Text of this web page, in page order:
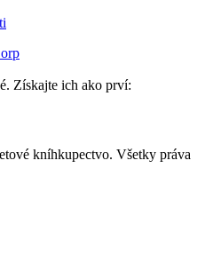
Získajte ich ako prví:
kníhkupectvo. Všetky práva